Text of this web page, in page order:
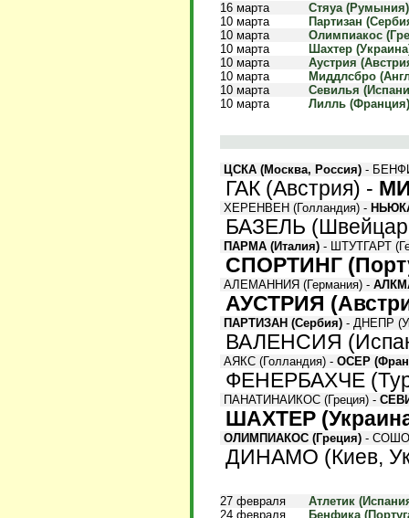
16 марта
Стяуа
10 марта
Партизан
10 марта
Олимпиакос
10 марта
Шахтер
10 марта
Аустрия
10 марта
Миддлсбро
10 марта
Севилья
10 марта
Лилль
ЦСКА (Москва, Россия)-
ГАК (Австрия) -
ХЕРЕНВЕН (Голландия) -
БАЗЕЛЬ
ПАРМА (Италия)- ШТУТГАРТ
СПОРТИНГ
АЛЕМАННИЯ (Германия) -
АУСТРИЯ
ПАРТИЗАН (Сербия)- ДНЕПР
ВАЛЕНСИЯ
АЯКС (Голландия) - ОСЕР
ФЕНЕРБАХЧЕ
ПАНАТИНАИКОС (Греция) -
ШАХТЕР
ОЛИМПИАКОС (Греция)- СОШО
ДИНАМО (Киев,
27 февраля
Атлетик
24 февраля
Бенфика